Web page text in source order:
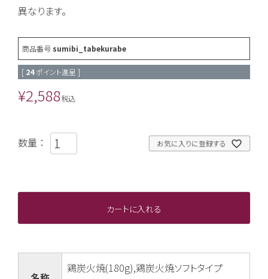
異なります。
商品番号 sumibi_tabekurabe
[ 24 ポイント進呈 ]
¥2,588税込
お気に入りに登録する
カートに入れる
鶏炭火焼(180g),鶏炭火焼ソフトタイプ